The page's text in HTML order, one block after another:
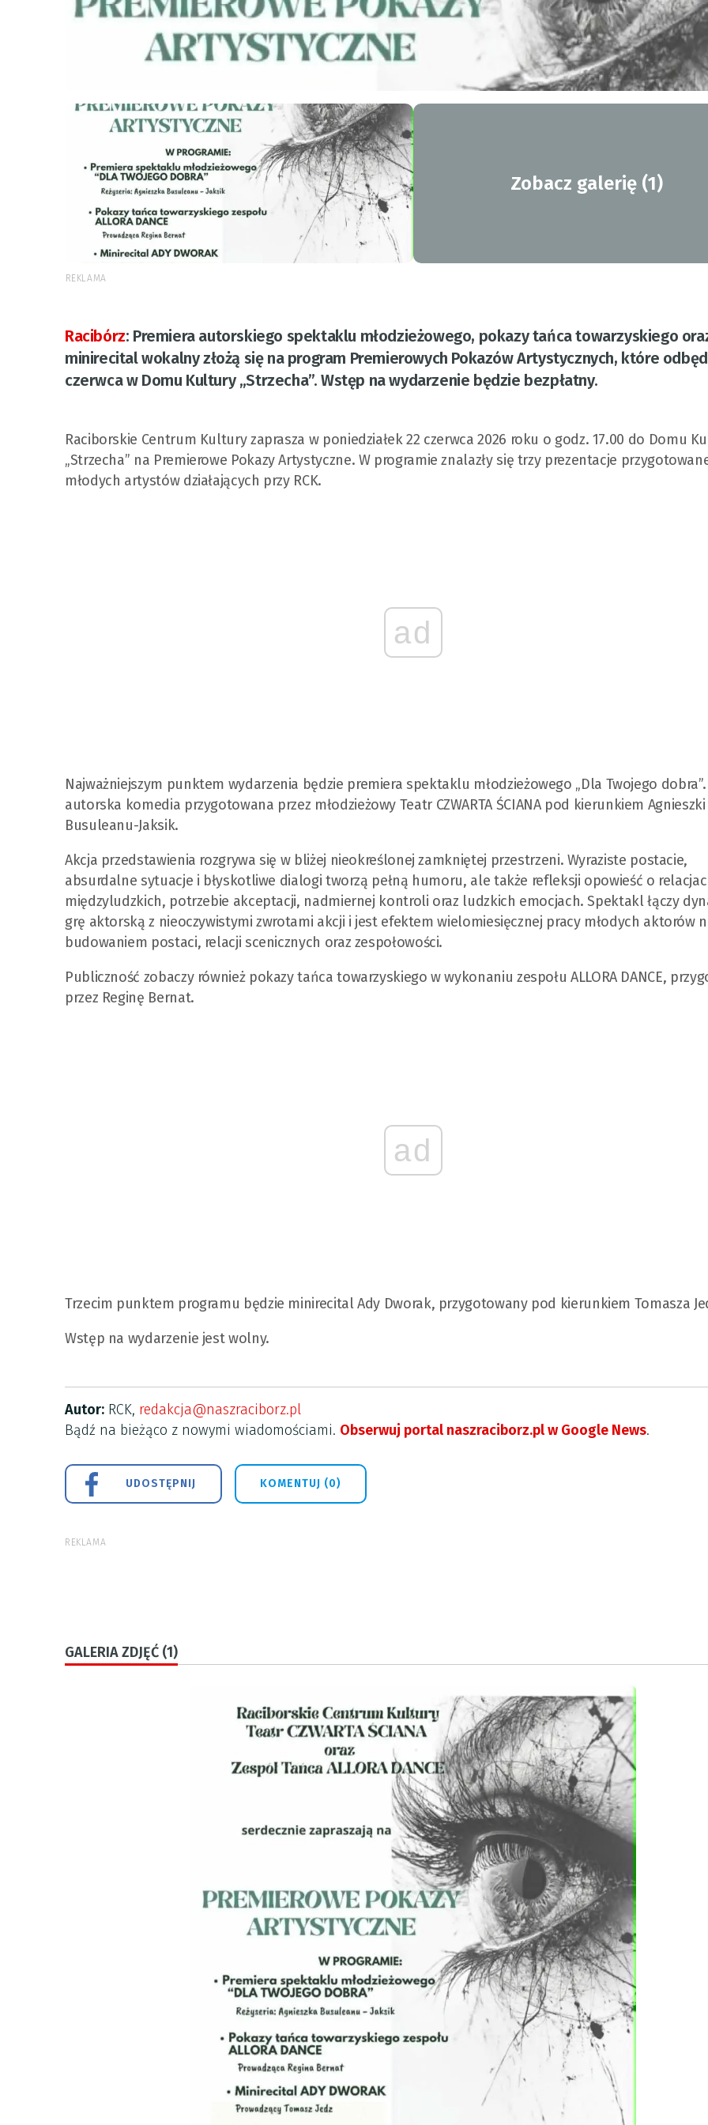
Zobacz galerię (1)
REKLAMA
Racibórz: Premiera autorskiego spektaklu młodzieżowego, pokazy tańca towarzyskiego
minirecital wokalny złożą się na program Premierowych Pokazów Artystycznych, które
czerwca w Domu Kultury „Strzecha”. Wstęp na wydarzenie będzie bezpłatny.
Raciborskie Centrum Kultury zaprasza w poniedziałek 22 czerwca 2026 roku o godz. 17.00 do Domu
„Strzecha” na Premierowe Pokazy Artystyczne. W programie znalazły się trzy prezentacje
młodych artystów działających przy RCK.
ad
Najważniejszym punktem wydarzenia będzie premiera spektaklu młodzieżowego „Dla Twojego dobra”.
autorska komedia przygotowana przez młodzieżowy Teatr CZWARTA ŚCIANA pod kierunkiem Agnieszki
Busuleanu-Jaksik.
Akcja przedstawienia rozgrywa się w bliżej nieokreślonej zamkniętej przestrzeni. Wyraziste postacie,
absurdalne sytuacje i błyskotliwe dialogi tworzą pełną humoru, ale także refleksji opowieść o
międzyludzkich, potrzebie akceptacji, nadmiernej kontroli oraz ludzkich emocjach. Spektakl łączy
grę aktorską z nieoczywistymi zwrotami akcji i jest efektem wielomiesięcznej pracy młodych aktorów
budowaniem postaci, relacji scenicznych oraz zespołowości.
Publiczność zobaczy również pokazy tańca towarzyskiego w wykonaniu zespołu ALLORA DANCE,
przez Reginę Bernat.
ad
Trzecim punktem programu będzie minirecital Ady Dworak, przygotowany pod kierunkiem Tomasza
Wstęp na wydarzenie jest wolny.
Autor: RCK, redakcja@naszraciborz.pl
Bądź na bieżąco z nowymi wiadomościami. Obserwuj portal naszraciborz.pl w Google News.
UDOSTĘPNIJ KOMENTUJ (0)
REKLAMA
GALERIA ZDJĘĆ (1)